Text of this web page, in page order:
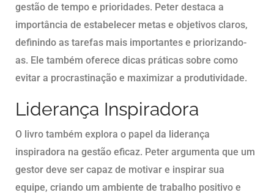
gestão de tempo e prioridades. Peter destaca a
importância de estabelecer metas e objetivos claros,
definindo as tarefas mais importantes e priorizando-
as. Ele também oferece dicas práticas sobre como
evitar a procrastinação e maximizar a produtividade.
Liderança Inspiradora
O livro também explora o papel da liderança
inspiradora na gestão eficaz. Peter argumenta que um
gestor deve ser capaz de motivar e inspirar sua
equipe, criando um ambiente de trabalho positivo e